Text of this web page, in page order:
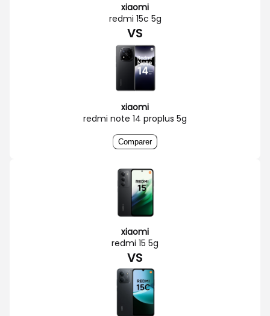
xiaomi
redmi 15c 5g
VS
xiaomi
redmi note 14 proplus 5g
Comparer
xiaomi
redmi 15 5g
VS